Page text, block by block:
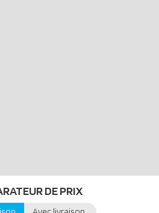
DE PRIX